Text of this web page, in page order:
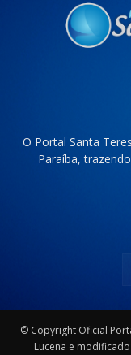
O Portal Santa
Paraíba,
© Copyright Oficial
Lucena e